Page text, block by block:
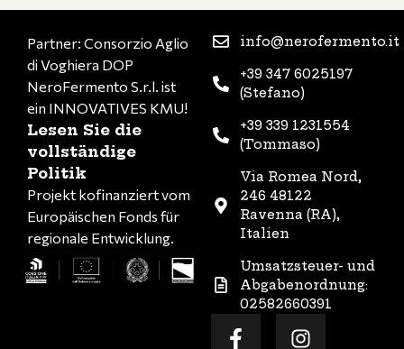
Partner: Consorzio Aglio
di Voghiera DOP
NeroFermento S.r.l. ist
ein INNOVATIVES KMU!
Lesen Sie die
vollständige
Politik
Projekt kofinanziert vom
Europäischen Fonds für
regionale Entwicklung.
info@nerofermento.it
+39 347 6025197
(Stefano)
+39 339 1231554
(Tommaso)
Via Romea Nord,
246 48122
Ravenna (RA),
Italien
Umsatzsteuer- und
Abgabenordnung:
02582660391